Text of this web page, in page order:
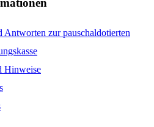
Antworten zur pauschaldotierten
Hinweise